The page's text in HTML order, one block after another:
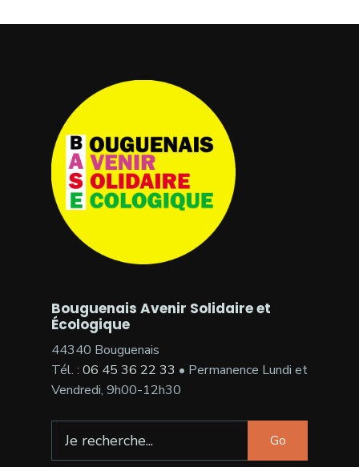
Bouguenais Avenir Solidaire et
Écologique
44340 Bouguenais
Tél. : 06 45 36 22 33 • Permanence Lundi et
Vendredi, 9h00-12h30
for:
Go